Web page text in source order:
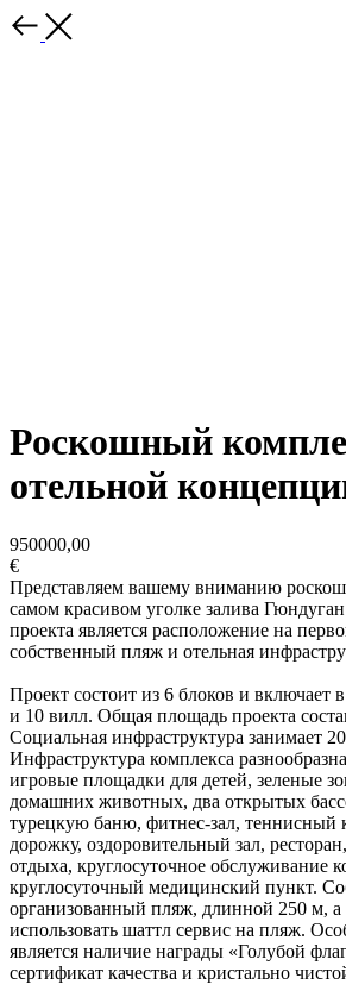
Роскошный
отельной
950000,00
€
Представляем вашему вниманию
самом красивом уголке залива
проекта является расположение на
собственный пляж и отельная
Проект состоит из 6 блоков и включает
и 10 вилл. Общая площадь проекта
Социальная инфраструктура занимает
Инфраструктура комплекса
игровые площадки для детей, зеленые
домашних животных, два открытых
турецкую баню, фитнес-зал, теннисный
дорожку, оздоровительный зал,
отдыха, круглосуточное обслуживание
круглосуточный медицинский пункт.
организованный пляж, длинной 250 м, а
использовать шаттл сервис на пляж.
является наличие награды «Голубой
сертификат качества и кристально